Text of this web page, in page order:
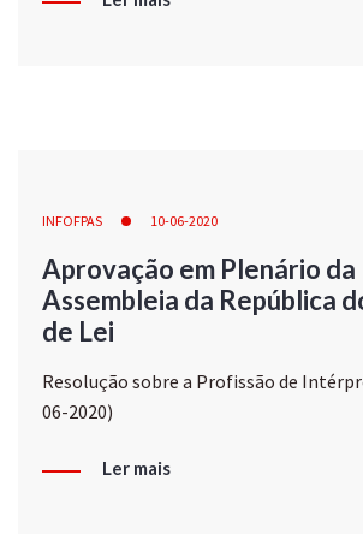
INFOFPAS 10-06-2020
Aprovação em Plenário da
Assembleia da República
de Lei
Resolução sobre a Profissão de
06-2020)
Ler mais